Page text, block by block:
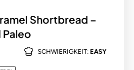
Shortbread –
Paleo
SCHWIERIGKEIT: EASY